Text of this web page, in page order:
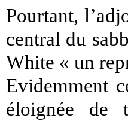
Pourtant,
central du
White « un
Evidemment
éloignée de